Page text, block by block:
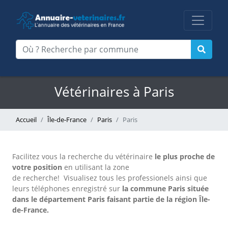
Vétérinaires à Paris
Accueil Île-de-France Paris Paris
Facilitez vous la recherche du vétérinaire le plus proche de
votre position en utilisant la zone
de recherche! Visualisez tous les professionels ainsi que
leurs téléphones enregistré sur la commune Paris située
dans le département Paris faisant partie de la région Île-
de-France.